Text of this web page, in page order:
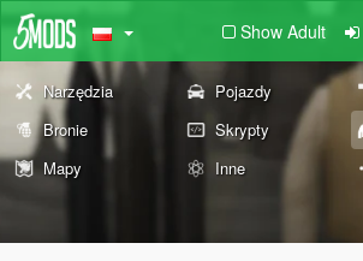
Show Adult
Narzędzia Pojazdy
Bronie
Skrypty
Mapy
Inne